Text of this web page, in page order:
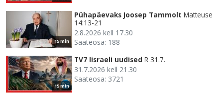
15 min
Pühapäevaks Joosep Tammolt Matteuse
14:13-21
2.8.2026 kell 17.30
Saateosa: 188
15 min
TV7 Iisraeli uudised R 31.7.
31.7.2026 kell 21.30
Saateosa: 3721